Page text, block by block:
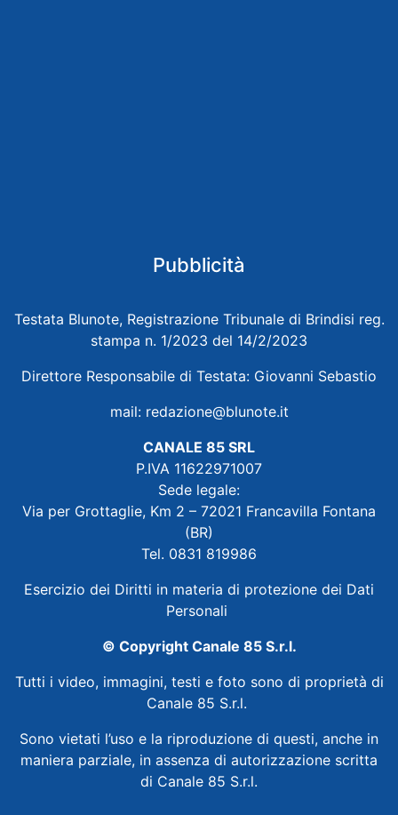
Pubblicità
Testata Blunote, Registrazione Tribunale di Brindisi reg.
stampa n. 1/2023 del 14/2/2023
Direttore Responsabile di Testata: Giovanni Sebastio
mail: redazione@blunote.it
CANALE 85 SRL
P.IVA 11622971007
Sede legale:
Via per Grottaglie, Km 2 – 72021 Francavilla Fontana
(BR)
Tel. 0831 819986
Esercizio dei Diritti in materia di protezione dei Dati
Personali
© Copyright Canale 85 S.r.l.
Tutti i video, immagini, testi e foto sono di proprietà di
Canale 85 S.r.l.
Sono vietati l’uso e la riproduzione di questi, anche in
maniera parziale, in assenza di autorizzazione scritta
di Canale 85 S.r.l.